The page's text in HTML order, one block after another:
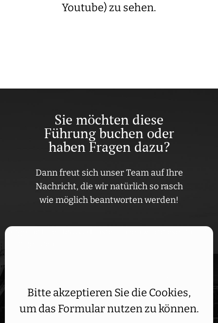
Youtube) zu sehen.
Sie möchten diese
Führung buchen oder
haben Fragen dazu?
Dann freut sich unser Team auf Ihre
Nachricht, die wir natürlich so rasch
wie möglich beantworten werden!
Aufgrund Ihrer DSGVO Einstellungen wird dieser Inhalt
Bitte akzeptieren Sie die Cookies,
um das Formular nutzen zu können.